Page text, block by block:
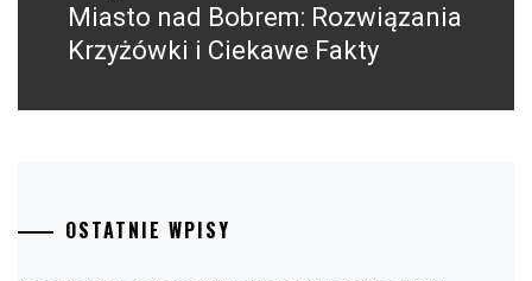
Następny
post:
Miasto nad Bobrem: Rozwiązania
Krzyżówki i Ciekawe Fakty
OSTATNIE WPISY